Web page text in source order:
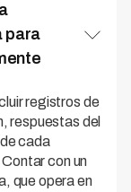
para
registros de
respuestas del
cada
con un
que opera en